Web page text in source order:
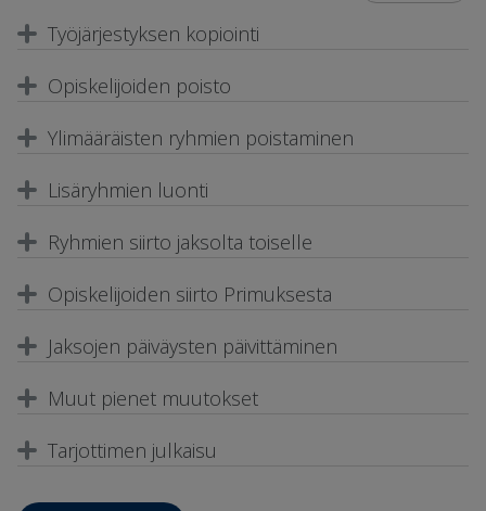
Työjärjestyksen kopiointi
Opiskelijoiden poisto
Ylimääräisten ryhmien poistaminen
Lisäryhmien luonti
Ryhmien siirto jaksolta toiselle
Opiskelijoiden siirto Primuksesta
Jaksojen päiväysten päivittäminen
Muut pienet muutokset
Tarjottimen julkaisu